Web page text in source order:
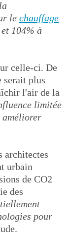
le chauffage
104% à
celle-ci. De
serait plus
l'air de la
limitée
améliorer
architectes
urbain
de CO2
des
pour